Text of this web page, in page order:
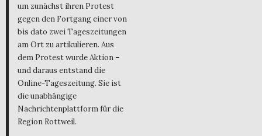
um zunächst ihren Protest
gegen den Fortgang einer von
bis dato zwei Tageszeitungen
am Ort zu artikulieren. Aus
dem Protest wurde Aktion –
und daraus entstand die
Online-Tageszeitung. Sie ist
die unabhängige
Nachrichtenplattform für die
Region Rottweil.